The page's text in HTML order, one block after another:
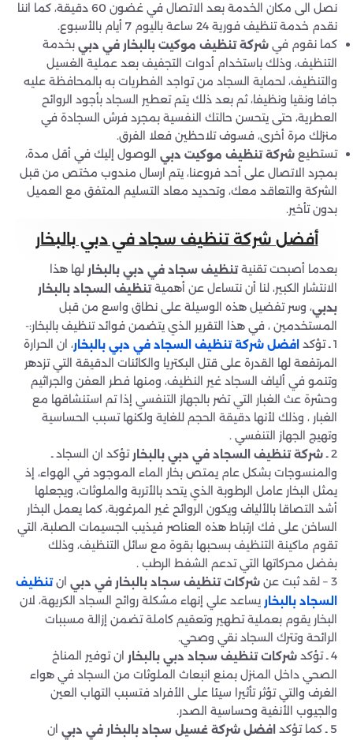
نصل الى مكان الخدمة بعد الاتصال في غضون 60 دقيقة، كما اننا
نقدم خدمة تنظيف فورية 24 ساعة باليوم 7 أيام بالأسبوع.
كما نقوم في شركة تنظيف موكيت بالبخار في دبي بخدمة
التنظيف، وذلك باستخدام أدوات التجفيف بعد عملية الغسيل
والتنظيف، لحماية السجاد من تواجد الفطريات به بالمحافظة عليه
جافا ونقيا ونظيفا، ثم بعد ذلك يتم تعطير السجاد بأجود الروائح
العطرية، حتى يتحسن حالتك النفسية بمجرد فرش السجادة في
منزلك مرة أخرى، فسوف تلاحظين فعلا الفرق.
تستطيع شركة تنظيف موكيت دبي الوصول إليك في أقل مدة،
بمجرد الاتصال على أحد فروعنا، يتم ارسال مندوب مختص من قبل
الشركة والتعاقد معك، وتحديد معاد التسليم المتفق مع العميل
بدون تأخير.
أفضل شركة تنظيف سجاد في دبي بالبخار
بعدما أصبحت تقنيةتنظيف سجاد في دبي بالبخار لها هذا
الانتشار الكبير، لنا أن نتساءل عن أهميةتنظيف السجاد بالبخار
بدبي، وسر تفضيل هذه الوسيلة على نطاق واسع من قبل
المستخدمين ، في هذا التقرير الذي يتضمن فوائد تنظيف بالبخار:-
1 ـ تؤكد
افضل شركة تنظيف السجاد في دبي بالبخار، ان الحرارة
المرتفعة لها القدرة على قتل البكتريا والكائنات الدقيقة التي تزدهر
وتنمو في ألياف السجاد غير النظيف، ومنها فطر العفن والجراثيم
وحشرة عث الغبار التي تضر بالجهاز التنفسي إذا تم استنشاقها مع
الغبار ، وذلك لأنها دقيقة الحجم للغاية ولكنها تسبب الحساسية
وتهيج الجهاز التنفسي .
2 ـ شركة تنظيف السجاد في دبي بالبخار تؤكد ان السجاد ـ
والمنسوجات بشكل عام يمتص بخار الماء الموجود في الهواء، إذ
يمثل البخار عامل الرطوبة الذي يتحد بالأتربة والملوثات، ويجعلها
أشد التصاقا بالألياف ويكون الروائح غير المرغوبة، كما يعمل البخار
الساخن على فك ارتباط هذه العناصر فيذيب الجسيمات الصلبة، التي
تقوم ماكينة التنظيف بسحبها بقوة مع سائل التنظيف، وذلك
بفضل محركاتها التي تدعم الشفط الرطب .
3 – لقد ثبت عن
شركات تنظيف سجاد بالبخار في دبي انتنظيف
السجاد بالبخار يساعد علي إنهاء مشكلة روائح السجاد الكريهة، لان
البخار يقوم بعملية تطهير وتعقيم كاملة تضمن إزالة مسببات
الرائحة وتترك السجاد نقي وصحي.
4 ـ تؤكد
شركات تنظيف سجاد دبي بالبخار ان توفير المناخ
الصحي داخل المنزل بمنع انبعاث الملوثات من السجاد في هواء
الغرف والتي تؤثر تأثيرا سيئا على الأفراد فتسبب التهاب العين
والجيوب الأنفية وحساسية الصدر.
5 ـ كما تؤكد
افضل شركة غسيل سجاد بالبخار في دبي ان